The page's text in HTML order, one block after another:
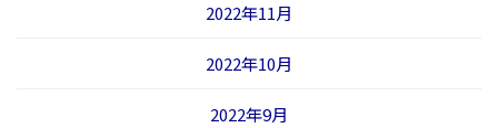
2022年11月
2022年10月
2022年9月